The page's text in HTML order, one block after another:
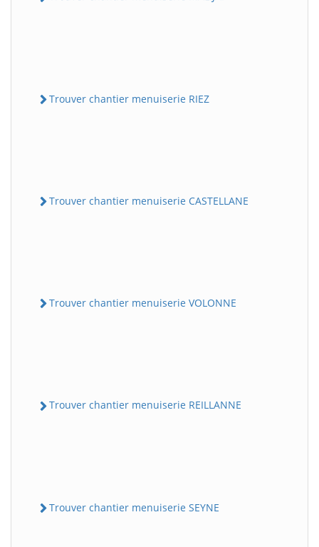
Trouver chantier menuiserie RIEZ
Trouver chantier menuiserie CASTELLANE
Trouver chantier menuiserie VOLONNE
Trouver chantier menuiserie REILLANNE
Trouver chantier menuiserie SEYNE